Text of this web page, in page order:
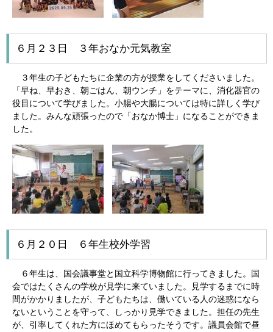
６月２３日 ３年おなか元気教室
３年生の子どもたちに企業の方が授業をしてくださいました。
「早ね、早おき、朝ごはん、朝ウンチ」をテーマに、消化器官の
役目について学びました。小腸や大腸については特に詳しく学び
ました。みんな頑張ったので「おなか博士」になることができま
した。
６月２０日 ６年生校外学習
６年生は、国会議事堂と国立科学博物館に行ってきました。国
会ではたくさんの学校が見学に来ていました。見学するまでに時
間がかかりましたが、子どもたちは、働いている人の迷惑になら
ないということを守って、しっかり見学できました。担任の先生
が、引率してくれた方にほめてもらったそうです。議員会館で昼